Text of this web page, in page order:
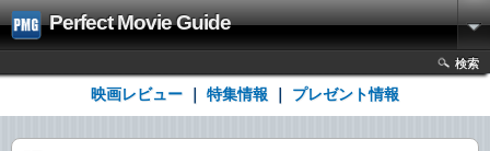
Perfect Movie Guide
検索
映画レビュー 特集情報 プレゼント情報